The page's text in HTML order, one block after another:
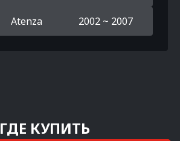
Atenza 2002 ~ 2007
ГДЕ КУПИТЬ